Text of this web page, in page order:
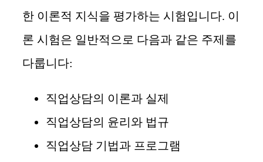
한 이론적 지식을 평가하는 시험입니다. 이
론 시험은 일반적으로 다음과 같은 주제를
다룹니다:
직업상담의 이론과 실제
직업상담의 윤리와 법규
직업상담 기법과 프로그램